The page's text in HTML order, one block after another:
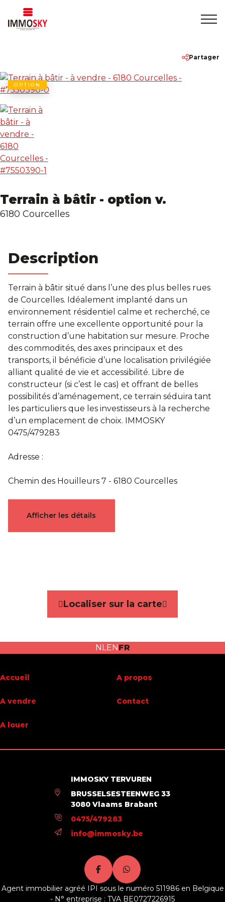
A vendre
A louer
A propos
Contact
Terrain à bâtir - option v.
6180 Courcelles
Partager
OPTION
Description
Terrain à bâtir situé dans l’une des plus belles rues
de Courcelles. Idéalement implanté dans un
environnement résidentiel calme et recherché, ce
terrain offre une excellente opportunité pour la
construction d’une habitation sur mesure. Proche
des commodités, des axes principaux et des
transports, il bénéficie d’une localisation privilégiée
alliant qualité de vie et accessibilité. Libre de
constructeur (si c’est le cas) et offrant de belles
possibilités d’aménagement, ce terrain séduira tant
les particuliers que les investisseurs à la recherche
d’un emplacement de choix. IMMOSKY
0475/479283
Adresse :
Chemin des Houilleurs 7 - 6180 Courcelles
Documents
Caractéristiques
Général
Référence 7550390
Afficher les détails
Localiser sur la carte
NL ENFR
Accueil
A vendre
A louer
A propos
Contact
IMMOSKY TERVUREN
BRUSSELSESTEENWEG 33
3080 Vlaams Brabant
0475/479283
info@immosky.be
Agent immobilier agréé IPI sous le numéro 511986 en Belgique
- N° entreprise : TVA BE0727226915